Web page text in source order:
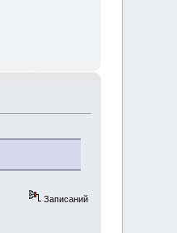
Записаний